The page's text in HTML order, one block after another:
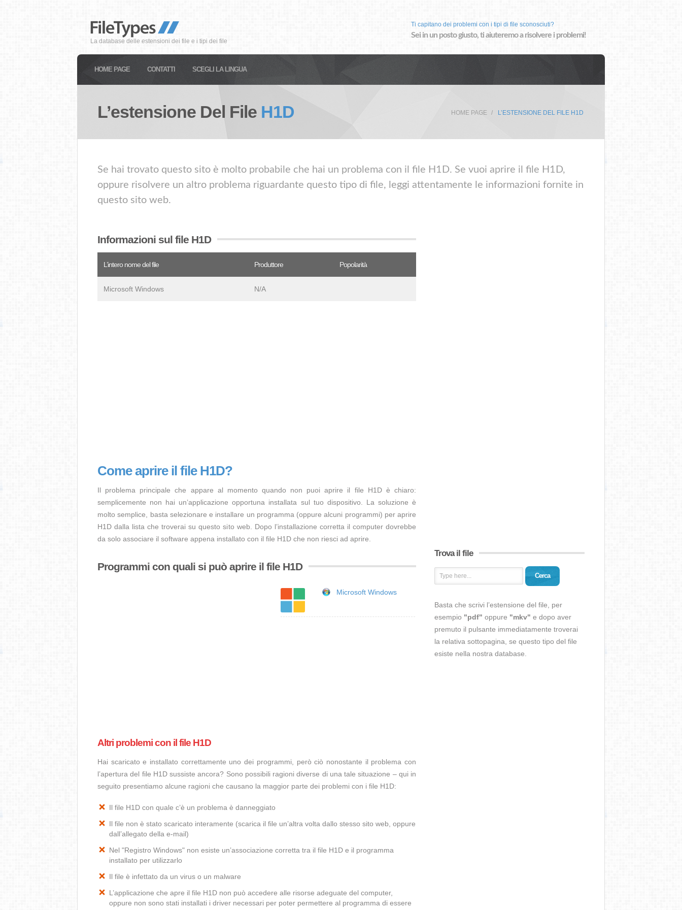
La database delle estensioni dei file e i tipi dei file
Ti capitano dei problemi con i tipi di file sconosciuti?
Sei in un posto giusto, ti aiuteremo a risolvere i problemi!
HOME PAGE CONTATTI SCEGLI LA LINGUA
L’estensione Del File H1D HOME PAGE L’ESTENSIONE DEL FILE H1D
Se hai trovato questo sito è molto probabile che hai un problema con il file H1D. Se vuoi aprire il file H1D,
oppure risolvere un altro problema riguardante questo tipo di file, leggi attentamente le informazioni fornite in
questo sito web.
Informazioni sul file H1D
L’intero nome del file Produttore Popolarità
Microsoft Windows N/A
Come aprire il file H1D?
Il problema principale che appare al momento quando non puoi aprire il file H1D è chiaro:
semplicemente non hai un’applicazione opportuna installata sul tuo dispositivo. La soluzione è
molto semplice, basta selezionare e installare un programma (oppure alcuni programmi) per aprire
H1D dalla lista che troverai su questo sito web. Dopo l’installazione corretta il computer dovrebbe
da solo associare il software appena installato con il file H1D che non riesci ad aprire.
Programmi con quali si può aprire il file H1D
Microsoft Windows
Altri problemi con il file H1D
Hai scaricato e installato correttamente uno dei programmi, però ciò nonostante il problema con
l’apertura del file H1D sussiste ancora? Sono possibili ragioni diverse di una tale situazione – qui in
seguito presentiamo alcune ragioni che causano la maggior parte dei problemi con i file H1D:
Il file H1D con quale c’è un problema è danneggiato
Il file non è stato scaricato interamente (scarica il file un’altra volta dallo stesso sito web, oppure
dall’allegato della e-mail)
Nel "Registro Windows" non esiste un’associazione corretta tra il file H1D e il programma
installato per utilizzarlo
Il file è infettato da un virus o un malware
L’applicazione che apre il file H1D non può accedere alle risorse adeguate del computer,
oppure non sono stati installati i driver necessari per poter permettere al programma di essere
Trova il file
Cerca
Basta che scrivi l’estensione del file, per
esempio "pdf" oppure "mkv" e dopo aver
premuto il pulsante immediatamente troverai
la relativa sottopagina, se questo tipo del file
esiste nella nostra database.